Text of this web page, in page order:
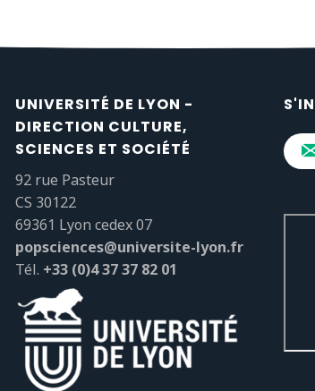
UNIVERSITÉ DE LYON -
DIRECTION CULTURE,
SCIENCES ET SOCIÉTÉ
92 rue Pasteur
CS 30122
69361 Lyon cedex 07
popsciences@universite-lyon.fr
Tél. +33 (0)4 37 37 82 01